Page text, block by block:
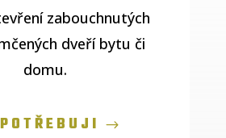
zabouchnutých
dveří bytu či
domu.